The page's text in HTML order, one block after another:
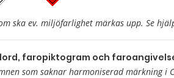
ska ev. miljöfarlighet märkas upp. Se
faropiktogram och
som saknar harmoniserad märkning